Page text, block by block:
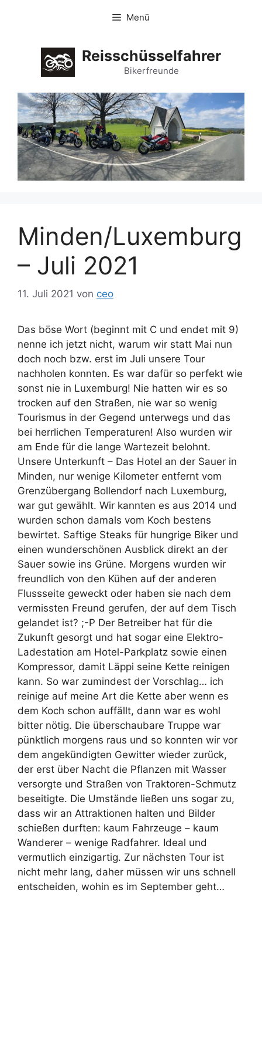
Menü
Reisschüsselfahrer
Bikerfreunde
Minden/Luxemburg
– Juli 2021
11. Juli 2021 von ceo
Das böse Wort (beginnt mit C und endet mit 9)
nenne ich jetzt nicht, warum wir statt Mai nun
doch noch bzw. erst im Juli unsere Tour
nachholen konnten. Es war dafür so perfekt wie
sonst nie in Luxemburg! Nie hatten wir es so
trocken auf den Straßen, nie war so wenig
Tourismus in der Gegend unterwegs und das
bei herrlichen Temperaturen! Also wurden wir
am Ende für die lange Wartezeit belohnt.
Unsere Unterkunft – Das Hotel an der Sauer in
Minden, nur wenige Kilometer entfernt vom
Grenzübergang Bollendorf nach Luxemburg,
war gut gewählt. Wir kannten es aus 2014 und
wurden schon damals vom Koch bestens
bewirtet. Saftige Steaks für hungrige Biker und
einen wunderschönen Ausblick direkt an der
Sauer sowie ins Grüne. Morgens wurden wir
freundlich von den Kühen auf der anderen
Flussseite geweckt oder haben sie nach dem
vermissten Freund gerufen, der auf dem Tisch
gelandet ist? ;-P Der Betreiber hat für die
Zukunft gesorgt und hat sogar eine Elektro-
Ladestation am Hotel-Parkplatz sowie einen
Kompressor, damit Läppi seine Kette reinigen
kann. So war zumindest der Vorschlag… ich
reinige auf meine Art die Kette aber wenn es
dem Koch schon auffällt, dann war es wohl
bitter nötig. Die überschaubare Truppe war
pünktlich morgens raus und so konnten wir vor
dem angekündigten Gewitter wieder zurück,
der erst über Nacht die Pflanzen mit Wasser
versorgte und Straßen von Traktoren-Schmutz
beseitigte. Die Umstände ließen uns sogar zu,
dass wir an Attraktionen halten und Bilder
schießen durften: kaum Fahrzeuge – kaum
Wanderer – wenige Radfahrer. Ideal und
vermutlich einzigartig. Zur nächsten Tour ist
nicht mehr lang, daher müssen wir uns schnell
entscheiden, wohin es im September geht…